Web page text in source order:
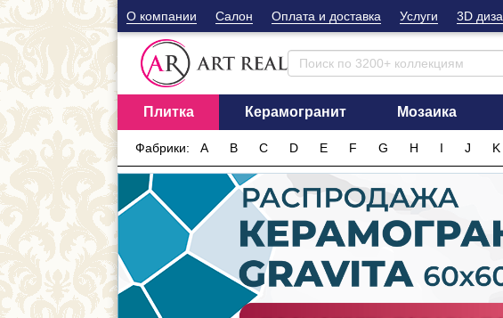
О компании Cалон Оплата и доставка Услуги 3D
Плитка Керамогранит Мозаика
Фабрики: A B C D E F G H I J K